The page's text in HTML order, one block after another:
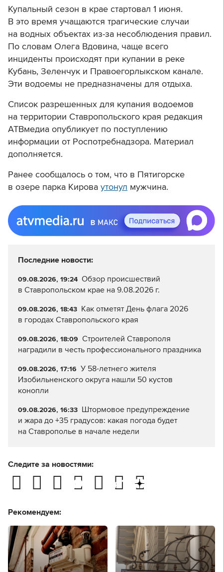
Купальный сезон в крае стартовал 1 июня.
В это время учащаются трагические случаи
на водных объектах из-за несоблюдения правил.
По словам Олега Вдовина, чаще всего
инциденты происходят при купании в реке
Кубань, Зеленчук и Правоегорлыкском канале.
Эти водоемы не предназначены для отдыха.
Список разрешенных для купания водоемов
на территории Ставропольского края редакция
АТВмедиа опубликует по поступлению
информации от Роспотребнадзора. Материал
дополняется.
Ранее сообщалось о том, что в Пятигорске
в озере парка Кирова утонул мужчина.
Последние новости:
09.08.2026, 19:24 Обзор происшествий
в Ставропольском крае на 9.08.2026 г.
09.08.2026, 18:43 Как отметят День флага 2026
в городах Ставропольского края
09.08.2026, 18:09 Строителей Ставрополя
наградили в честь профессионального праздника
09.08.2026, 17:16 У 58-летнего жителя
Изобильненского округа нашли 50 кустов
конопли
09.08.2026, 16:33 Штормовое предупреждение
и жара до +35 градусов: какая погода будет
на Ставрополье в начале недели
Следите за новостями:
Рекомендуем: